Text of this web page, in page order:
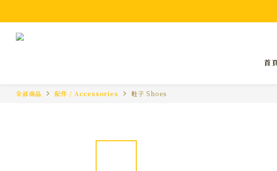
首
全部商品 配件 / Accessories 鞋子 Shoes